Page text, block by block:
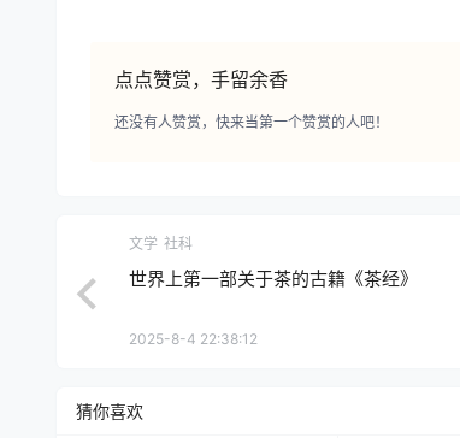
点点赞赏，手留余香
还没有人赞赏，快来当第一个赞赏的人吧！
文学 社科
世界上第一部关于茶的古籍《茶经》
2025-8-4 22:38:12
猜你喜欢